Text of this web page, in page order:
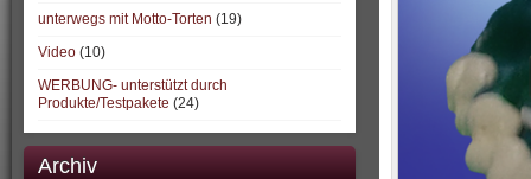
unterwegs mit Motto-Torten (19)
Video (10)
WERBUNG- unterstützt durch
Produkte/Testpakete (24)
Archiv